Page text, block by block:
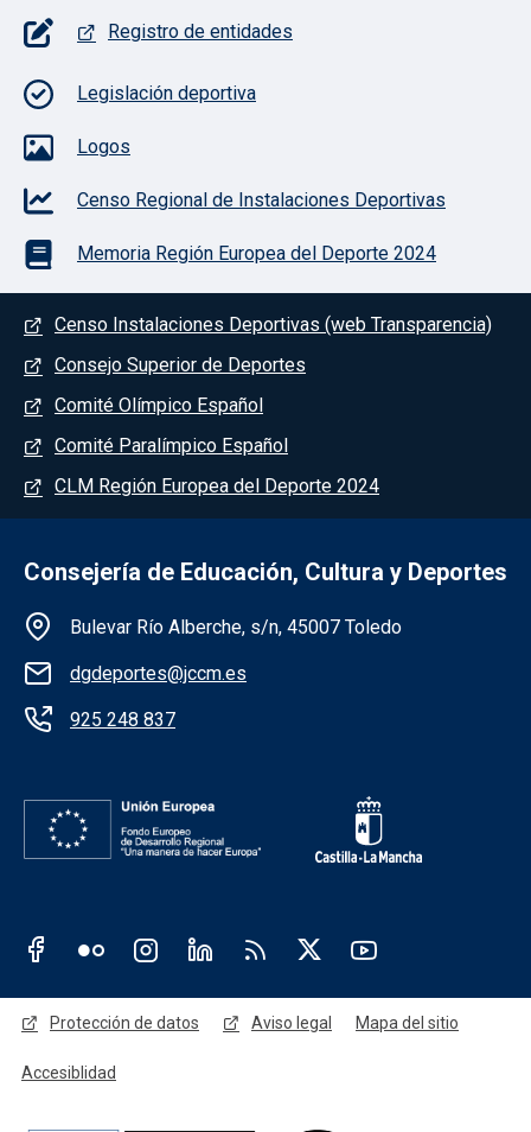
Pie de página con iconos
Registro de entidades
Legislación deportiva
Logos
Censo Regional de Instalaciones Deportivas
Memoria Región Europea del Deporte 2024
Menú del pie
Censo Instalaciones Deportivas (web Transparencia)
Consejo Superior de Deportes
Comité Olímpico Español
Comité Paralímpico Español
CLM Región Europea del Deporte 2024
Consejería de Educación, Cultura y Deportes
Información de la institución
Bulevar Río Alberche, s/n, 45007 Toledo
dgdeportes@jccm.es
925 248 837
Redes sociales JCCM
Menú legal
Protección de datos Aviso legal Mapa del sitio
Accesiblidad